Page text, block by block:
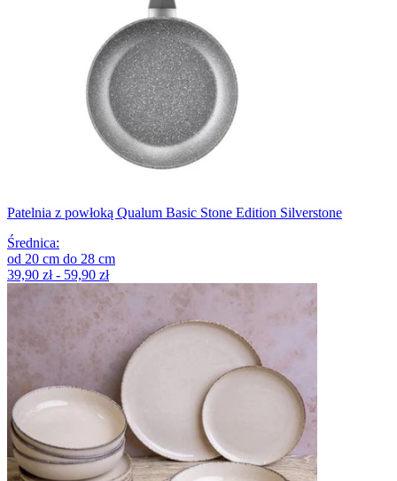
Patelnia z powłoką Qualum Basic Stone Edition Silverstone
Średnica:
od 20 cm do 28 cm
39,90 zł - 59,90 zł